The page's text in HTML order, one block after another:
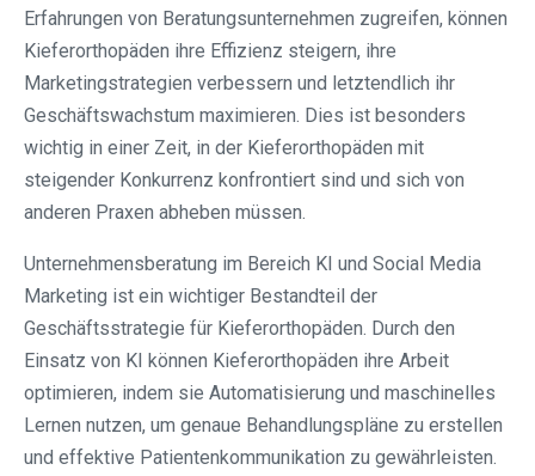
Erfahrungen von Beratungsunternehmen zugreifen, können
Kieferorthopäden ihre Effizienz steigern, ihre
Marketingstrategien verbessern und letztendlich ihr
Geschäftswachstum maximieren. Dies ist besonders
wichtig in einer Zeit, in der Kieferorthopäden mit
steigender Konkurrenz konfrontiert sind und sich von
anderen Praxen abheben müssen.
Unternehmensberatung im Bereich KI und Social Media
Marketing ist ein wichtiger Bestandteil der
Geschäftsstrategie für Kieferorthopäden. Durch den
Einsatz von KI können Kieferorthopäden ihre Arbeit
optimieren, indem sie Automatisierung und maschinelles
Lernen nutzen, um genaue Behandlungspläne zu erstellen
und effektive Patientenkommunikation zu gewährleisten.